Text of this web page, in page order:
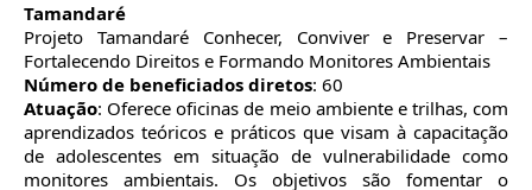
Tamandaré
Projeto Tamandaré Conhecer, Conviver e Preservar –
Fortalecendo Direitos e Formando Monitores Ambientais
Número de beneficiados diretos: 60
Atuação: Oferece oficinas de meio ambiente e trilhas, com
aprendizados teóricos e práticos que visam à capacitação
de adolescentes em situação de vulnerabilidade como
monitores ambientais. Os objetivos são fomentar o